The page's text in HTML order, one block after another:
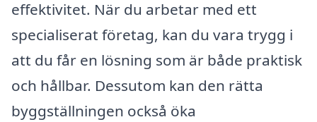
effektivitet. När du arbetar med ett
specialiserat företag, kan du vara trygg i
att du får en lösning som är både praktisk
och hållbar. Dessutom kan den rätta
byggställningen också öka